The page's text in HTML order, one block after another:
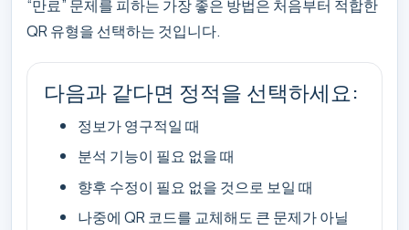
“만료” 문제를 피하는 가장 좋은 방법은 처음부터 적합한
QR 유형을 선택하는 것입니다.
다음과 같다면 정적을 선택하세요:
정보가 영구적일 때
분석 기능이 필요 없을 때
향후 수정이 필요 없을 것으로 보일 때
나중에 QR 코드를 교체해도 큰 문제가 아닐